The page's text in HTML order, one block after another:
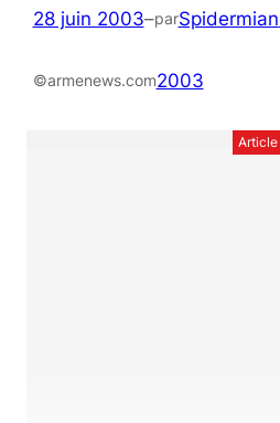
28 juin 2003–parSpidermian
©armenews.com2003
Article